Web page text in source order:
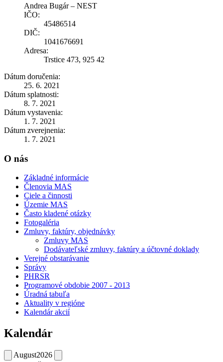
Andrea Bugár – NEST
IČO:
45486514
DIČ:
1041676691
Adresa:
Trstice 473, 925 42
Dátum doručenia:
25. 6. 2021
Dátum splatnosti:
8. 7. 2021
Dátum vystavenia:
1. 7. 2021
Dátum zverejnenia:
1. 7. 2021
O nás
Základné informácie
Členovia MAS
Ciele a činnosti
Územie MAS
Často kladené otázky
Fotogaléria
Zmluvy, faktúry, objednávky
Zmluvy MAS
Dodávateľské zmluvy, faktúry a účtovné doklady
Verejné obstarávanie
Správy
PHRSR
Programové obdobie 2007 - 2013
Úradná tabuľa
Aktuality v regióne
Kalendár akcií
Kalendár
August2026